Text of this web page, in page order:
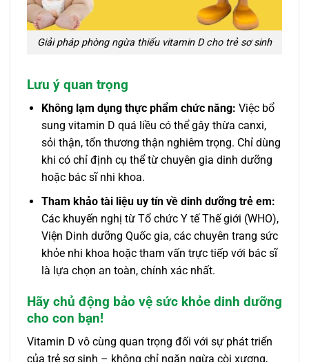
Giải pháp phòng ngừa thiếu vitamin D cho trẻ sơ sinh
Lưu ý quan trọng
Không lạm dụng thực phẩm chức năng: Việc bổ
sung vitamin D quá liều có thể gây thừa canxi,
sỏi thận, tổn thương thận nghiêm trọng. Chỉ dùng
khi có chỉ định cụ thể từ chuyên gia dinh dưỡng
hoặc bác sĩ nhi khoa.
Tham khảo tài liệu uy tín về dinh dưỡng trẻ em:
Các khuyến nghị từ Tổ chức Y tế Thế giới (WHO),
Viện Dinh dưỡng Quốc gia, các chuyên trang sức
khỏe nhi khoa hoặc tham vấn trực tiếp với bác sĩ
là lựa chọn an toàn, chính xác nhất.
Hãy chủ động bảo vệ sức khỏe dinh dưỡng
cho con bạn!
Vitamin D vô cùng quan trọng đối với sự phát triển
của trẻ sơ sinh – không chỉ ngăn ngừa còi xương,